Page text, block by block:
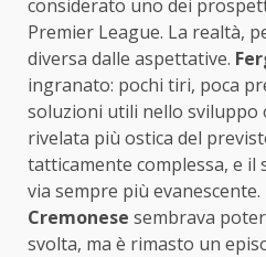
considerato uno dei
Premier League. La realtà,
diversa dalle aspettative.
ingranato: pochi tiri, poca
soluzioni utili nello sviluppo
rivelata più ostica del
tatticamente complessa, e
via sempre più
Cremonese sembrava
svolta, ma è rimasto un